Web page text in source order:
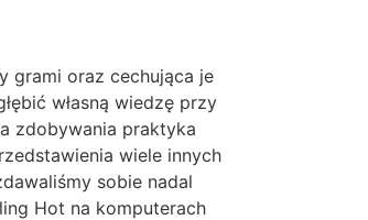
grami oraz cechująca je
własną wiedzę przy
zdobywania praktyka
wiele innych
sobie nadal
Hot na komputerach